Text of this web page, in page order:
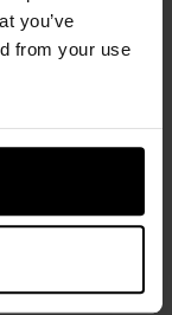
you’ve
from your use